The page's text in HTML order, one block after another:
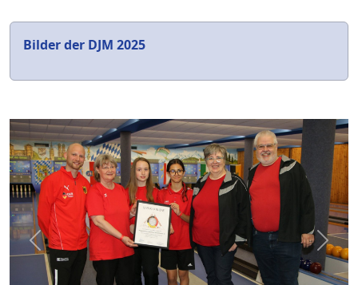
Bilder der DJM 2025
Previous Next